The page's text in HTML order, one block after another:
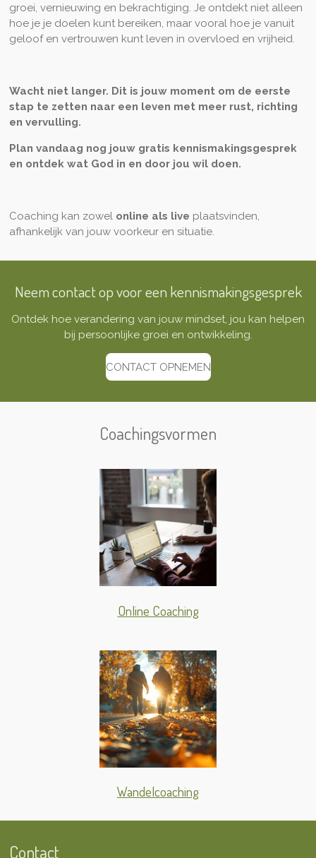
groei, vernieuwing en bekrachtiging. Je ontdekt niet alleen
hoe je je doelen kunt bereiken, maar vooral hoe je vanuit
geloof en vertrouwen kunt leven in overvloed en vrijheid.
Wacht niet langer. Dit is jouw moment om de eerste
stap te zetten naar een leven met meer rust, richting
en vervulling.
Plan vandaag nog jouw gratis kennismakingsgesprek
en ontdek wat God in en door jou wil doen.
Coaching kan zowel online als live plaatsvinden,
afhankelijk van jouw voorkeur en situatie.
Neem contact op voor een kennismakingsgesprek
Ontdek hoe verandering van jouw mindset, jou kan helpen
bij persoonlijke groei en ontwikkeling.
CONTACT OPNEMEN
Coachingsvormen
Online Coaching
Wandelcoaching
Contact